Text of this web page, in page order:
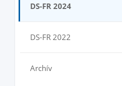
DS-FR 2024
DS-FR 2022
Archív